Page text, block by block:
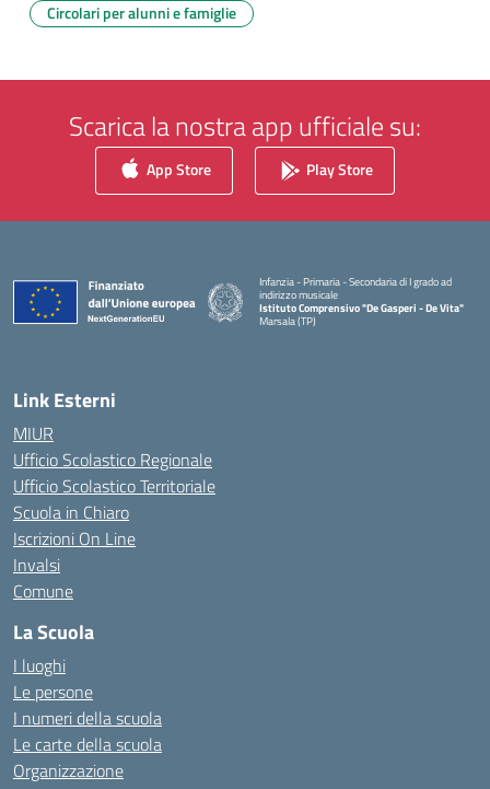
Circolari per alunni e famiglie
Scarica la nostra app ufficiale su:
App Store Play Store
Infanzia - Primaria - Secondaria di I grado ad
indirizzo musicale
Istituto Comprensivo "De Gasperi - De Vita"
Marsala (TP)
Link Esterni
MIUR
Ufficio Scolastico Regionale
Ufficio Scolastico Territoriale
Scuola in Chiaro
Iscrizioni On Line
Invalsi
Comune
La Scuola
I luoghi
Le persone
I numeri della scuola
Le carte della scuola
Organizzazione